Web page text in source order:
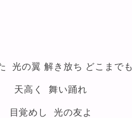
光の翼 解き放ち どこまでも
天高く 舞い踊れ
目覚めし 光の友よ